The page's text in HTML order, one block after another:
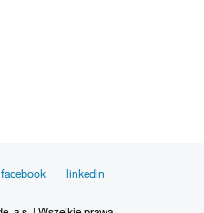
facebook
linkedin